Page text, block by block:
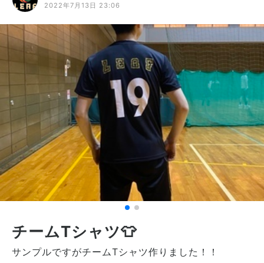
2022年7月13日 23:06
チームTシャツ👕
サンプルですがチームTシャツ作りました！！